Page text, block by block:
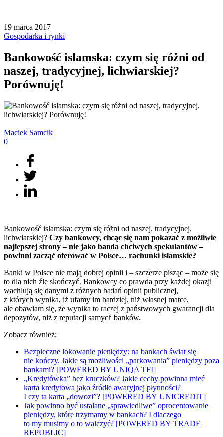
19 marca 2017
Gospodarka i rynki
Bankowość islamska: czym się różni od
naszej, tradycyjnej, lichwiarskiej?
Porównuję!
Maciek Samcik
0
Bankowość islamska: czym się różni od naszej, tradycyjnej,
lichwiarskiej? Czy bankowcy, chcąc się nam pokazać z możliwie
najlepszej strony – nie jako banda chciwych spekulantów –
powinni zacząć oferować w Polsce… rachunki islamskie?
Banki w Polsce nie mają dobrej opinii i – szczerze pisząc – może się
to dla nich źle skończyć. Bankowcy co prawda przy każdej okazji
wachlują się danymi z różnych badań opinii publicznej,
z których wynika, iż ufamy im bardziej, niż własnej matce,
ale obawiam się, że wynika to raczej z państwowych gwarancji dla
depozytów, niż z reputacji samych banków.
Zobacz również:
Bezpieczne lokowanie pieniędzy: na bankach świat się
nie kończy. Jakie są możliwości „parkowania” pieniędzy poza
bankami? [POWERED BY UNIQA TFI]
„Kredytówka” bez kruczków? Jakie cechy powinna mieć
karta kredytowa jako źródło awaryjnej płynności?
I czy ta karta „dowozi”? [POWERED BY UNICREDIT]
Jak powinno być ustalane „sprawiedliwe” oprocentowanie
pieniędzy, które trzymamy w bankach? I dlaczego
to my musimy o to walczyć? [POWERED BY TRADE
REPUBLIC]